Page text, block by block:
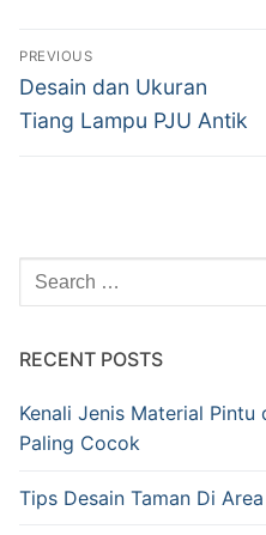
PREVIOUS
Desain dan Ukuran
Tiang Lampu PJU Antik
RECENT POSTS
Kenali Jenis Material Pintu
Paling Cocok
Tips Desain Taman Di